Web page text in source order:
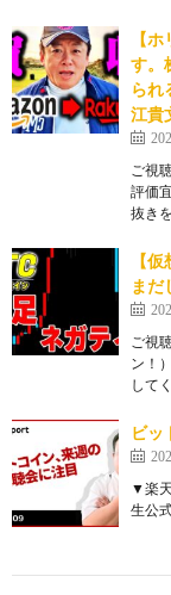
【
す。
られ
江貴
ご視
評価
抜き
【
まだ
ご視
ン！
して
ビッ
▼楽
生公